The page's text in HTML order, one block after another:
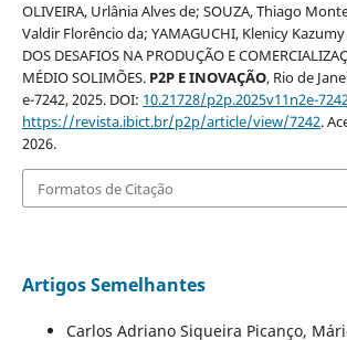
OLIVEIRA, Urlânia Alves de; SOUZA, Thiago
Valdir Florêncio da; YAMAGUCHI, Klenicy
DOS DESAFIOS NA PRODUÇÃO E
MÉDIO SOLIMÕES. P2P E INOVAÇÃO, Rio de
e-7242, 2025. DOI: 10.21728/p2p.2025v11n2e-
https://revista.ibict.br/p2p/article/view/7242.
2026.
Formatos de Citação
Artigos Semelhantes
Carlos Adriano Siqueira Picanço,